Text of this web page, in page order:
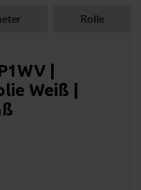
Rolle
|
Weiß |